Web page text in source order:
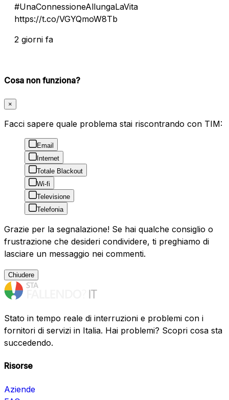
#UnaConnessioneAllungaLaVita
https://t.co/VGYQmoW8Tb
2 giorni fa
Cosa non funziona?
×
Facci sapere quale problema stai riscontrando con TIM:
Email
Internet
Totale Blackout
Wi-fi
Televisione
Telefonia
Grazie per la segnalazione! Se hai qualche consiglio o
frustrazione che desideri condividere, ti preghiamo di
lasciare un messaggio nei commenti.
Chiudere
Stato in tempo reale di interruzioni e problemi con i
fornitori di servizi in Italia. Hai problemi? Scopri cosa sta
succedendo.
Risorse
Aziende